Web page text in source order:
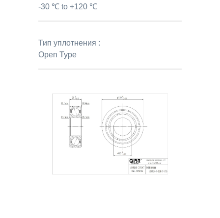
-30 ℃ to +120 ℃
Тип уплотнения :
Open Type